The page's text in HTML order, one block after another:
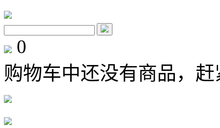
0
购物车中还没有商品，